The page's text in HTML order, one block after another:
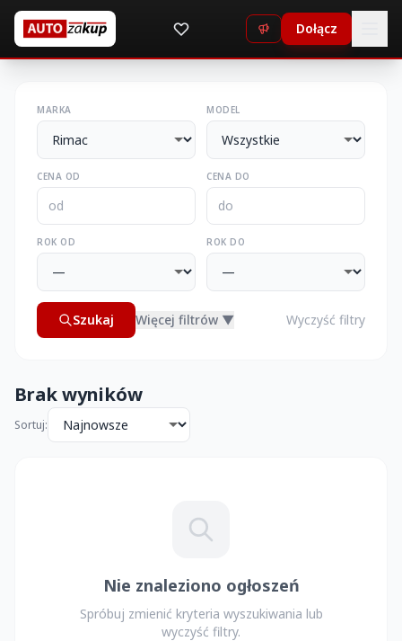
Dołącz
MARKA MODEL
CENA OD CENA DO
ROK OD ROK DO
Szukaj Więcej filtrów ▼ Wyczyść filtry
Brak wyników
Sortuj:
Nie znaleziono ogłoszeń
Spróbuj zmienić kryteria wyszukiwania lub
wyczyść filtry.